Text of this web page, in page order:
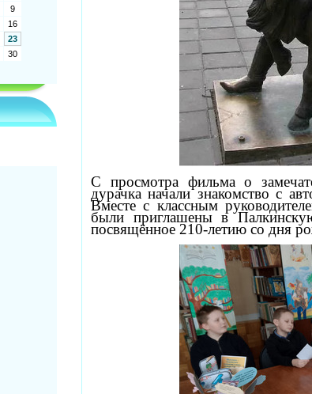
9
16
23
30
С просмотра фильма о
дурачка начали знакомство с
Вместе с классным
были приглашены в
посвящённое 210-летию со дня